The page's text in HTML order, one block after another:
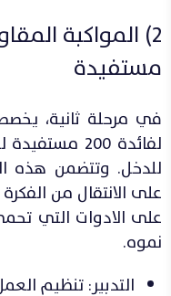
مستفيدة
في مرحلة ثانية،
لفائدة 200
للدخل. وتتضمن هذه
على الانتقال من
على الادوات التي
نموه.
التدبير: تنظيم